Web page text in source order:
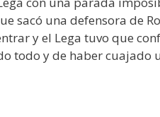
sacó una defensora de
y el Lega tuvo que
todo y de haber cuajado